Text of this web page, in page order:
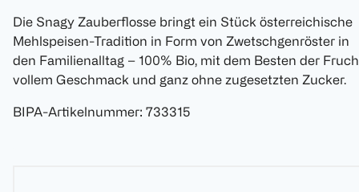
Die Snagy Zauberflosse bringt ein Stück österreichische
Mehlspeisen-Tradition in Form von Zwetschgenröster in
den Familienalltag – 100% Bio, mit dem Besten der
vollem Geschmack und ganz ohne zugesetzten Zucker.
BIPA-Artikelnummer: 733315